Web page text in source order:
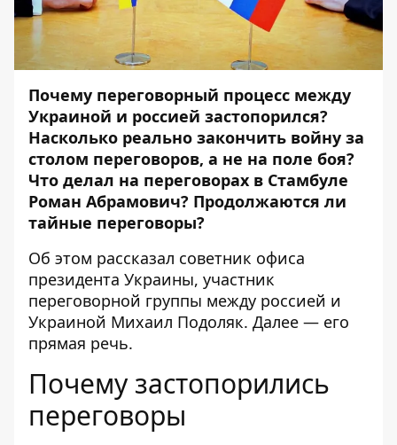
Почему переговорный процесс между
Украиной и россией застопорился?
Насколько реально закончить войну за
столом переговоров, а не на поле боя?
Что делал на переговорах в Стамбуле
Роман Абрамович? Продолжаются ли
тайные переговоры?
Об этом рассказал советник офиса
президента Украины, участник
переговорной группы между россией и
Украиной Михаил Подоляк. Далее — его
прямая речь.
Почему застопорились
переговоры